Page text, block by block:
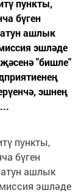
пункты,
бүген
ашлык
эшләде
"бишле"
эшнең
пункты,
бүген
ашлык
эшләде